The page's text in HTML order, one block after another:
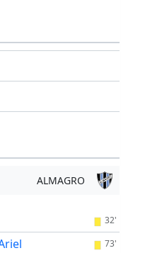
ALMAGRO
32'
73'